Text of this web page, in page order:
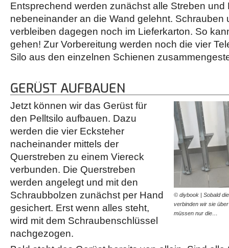
Entsprechend werden zunächst alle Streben und
nebeneinander an die Wand gelehnt. Schrauben
verbleiben dagegen noch im Lieferkarton. So
gehen! Zur Vorbereitung werden noch die vier
Silo aus den einzelnen Schienen
GERÜST AUFBAUEN
© diybook | Sobald
verbinden wir sie
müssen nur die…
Jetzt können wir das Gerüst für
den Pelltsilo aufbauen. Dazu
werden die vier Ecksteher
nacheinander mittels der
Querstreben zu einem Viereck
verbunden. Die Querstreben
werden angelegt und mit den
Schraubbolzen zunächst per Hand
gesichert. Erst wenn alles steht,
wird mit dem Schraubenschlüssel
nachgezogen.